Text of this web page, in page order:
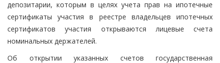
депозитарии, которым в целях учета прав на ипотечные
сертификаты участия в реестре владельцев ипотечных
сертификатов участия открываются лицевые счета
номинальных держателей.
Об открытии указанных счетов государственная